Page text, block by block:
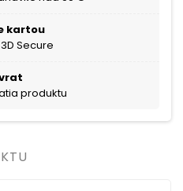
kartou
Secure
produktu